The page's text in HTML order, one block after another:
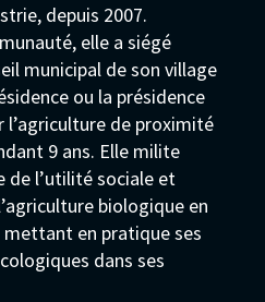
depuis 2007.
elle a siégé
municipal de son village
ou la présidence
l’agriculture de proximité
9 ans. Elle milite
de l’utilité sociale et
biologique en
en pratique ses
dans ses